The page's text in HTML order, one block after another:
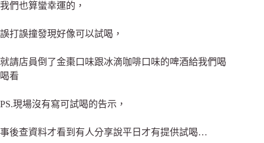
我們也算蠻幸運的，
誤打誤撞發現好像可以試喝，
就請店員倒了金棗口味跟冰滴咖啡口味的啤酒給我們喝
喝看
PS.現場沒有寫可試喝的告示，
事後查資料才看到有人分享說平日才有提供試喝…